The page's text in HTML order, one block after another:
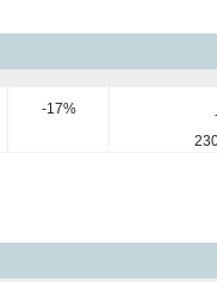
-17%